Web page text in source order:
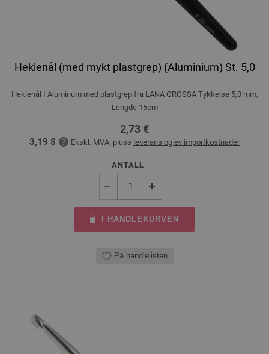
Heklenål (med mykt plastgrep) (Aluminium) St. 5,0
Heklenål I Aluminum med plastgrep fra LANA GROSSA Tykkelse 5,0 mm,
Lengde 15cm
2,73 €
3,19 $ Ekskl. MVA, pluss leverans og ev importkostnader
ANTALL
I HANDLEKURVEN
På handlelisten